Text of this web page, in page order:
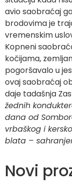
avio saobraćaj
brodovima je
vremenskim
Kopneni
kočijama,
pogoršavalo u
ovaj saobraćaj
daje tadašnja
žednih
dana od
vrbaškog i
blata –
Novi